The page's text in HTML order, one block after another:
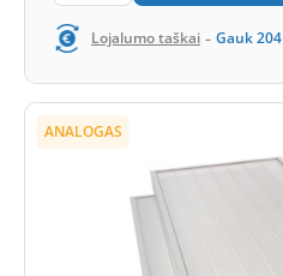
Lojalumo taškai - Gauk204
ANALOGAS